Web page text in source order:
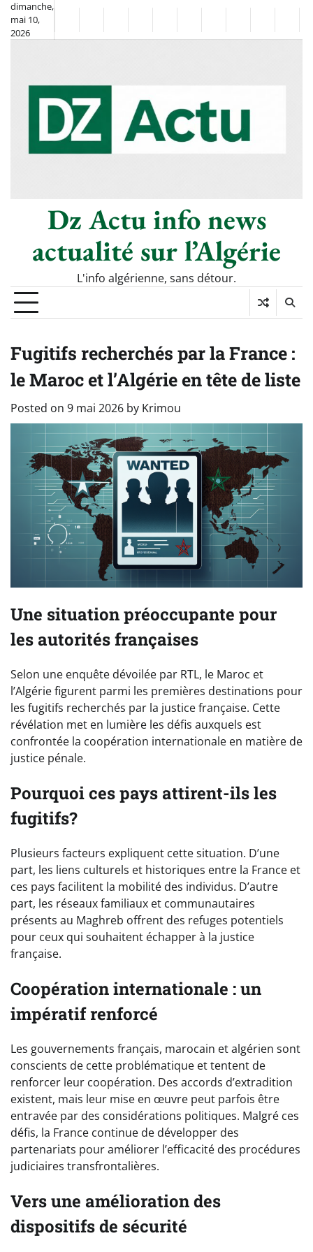
Skip
content
dimanche,
mai 10,
2026
FlashSportclasséDiasporaChronique
–
Le
Thé
SociétéCultureMonde
Tech
Dz Actu info news
actualité sur l’Algérie
L'info algérienne, sans détour.
Fugitifs recherchés par la France :
le Maroc et l’Algérie en tête de liste
Posted on 9 mai 2026 by Krimou
Une situation préoccupante pour
les autorités françaises
Selon une enquête dévoilée par RTL, le Maroc et
l’Algérie figurent parmi les premières destinations pour
les fugitifs recherchés par la justice française. Cette
révélation met en lumière les défis auxquels est
confrontée la coopération internationale en matière de
justice pénale.
Pourquoi ces pays attirent-ils les
fugitifs?
Plusieurs facteurs expliquent cette situation. D’une
part, les liens culturels et historiques entre la France et
ces pays facilitent la mobilité des individus. D’autre
part, les réseaux familiaux et communautaires
présents au Maghreb offrent des refuges potentiels
pour ceux qui souhaitent échapper à la justice
française.
Coopération internationale : un
impératif renforcé
Les gouvernements français, marocain et algérien sont
conscients de cette problématique et tentent de
renforcer leur coopération. Des accords d’extradition
existent, mais leur mise en œuvre peut parfois être
entravée par des considérations politiques. Malgré ces
défis, la France continue de développer des
partenariats pour améliorer l’efficacité des procédures
judiciaires transfrontalières.
Vers une amélioration des
dispositifs de sécurité